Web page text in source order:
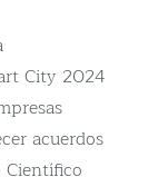
City 2024
acuerdos